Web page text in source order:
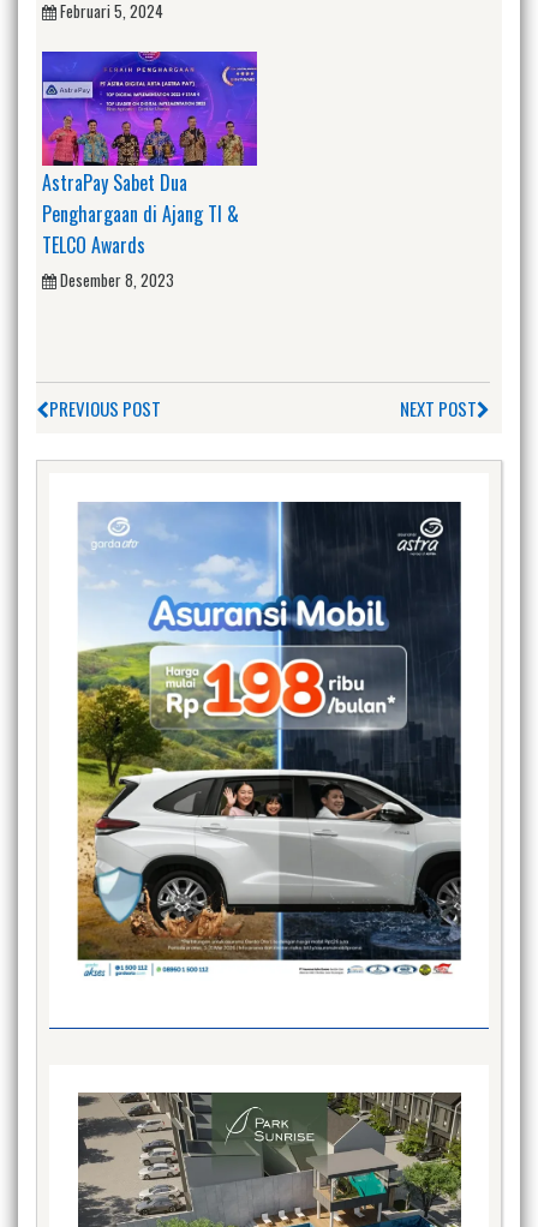
Februari 5, 2024
AstraPay Sabet Dua
Penghargaan di Ajang TI &
TELCO Awards
Desember 8, 2023
PREVIOUS POST NEXT POST